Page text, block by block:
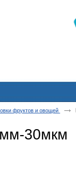
фруктов и овощей
30мкм